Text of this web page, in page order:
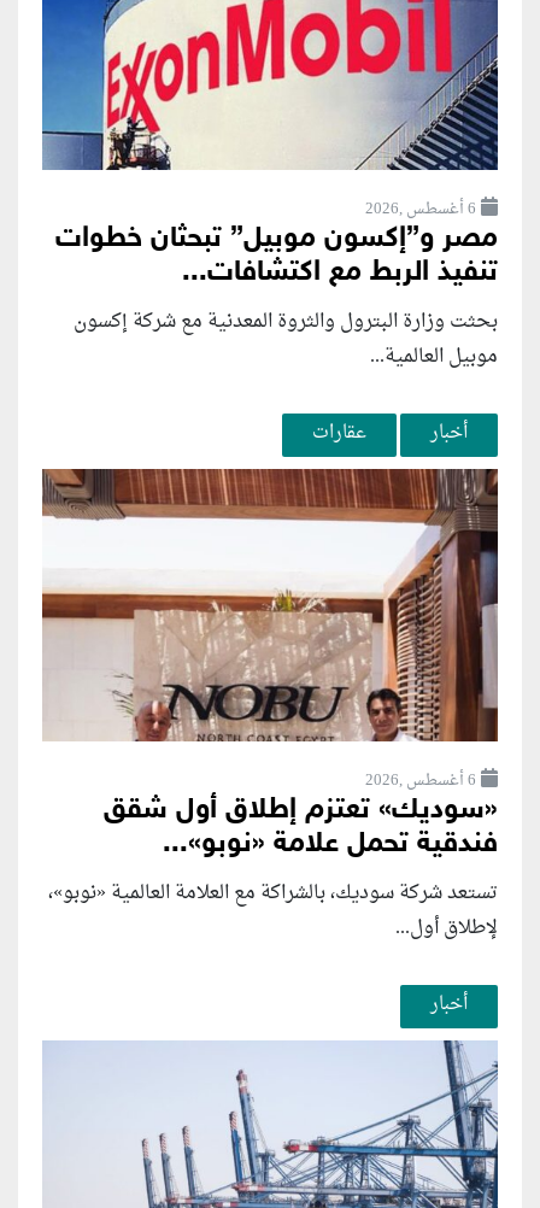
6 أغسطس ,2026
مصر و”إكسون موبيل” تبحثان خطوات
تنفيذ الربط مع اكتشافات...
بحثت وزارة البترول والثروة المعدنية مع شركة إكسون
موبيل العالمية...
أخبار عقارات
6 أغسطس ,2026
«سوديك» تعتزم إطلاق أول شقق
فندقية تحمل علامة «نوبو»...
تستعد شركة سوديك، بالشراكة مع العلامة العالمية «نوبو»،
لإطلاق أول...
أخبار